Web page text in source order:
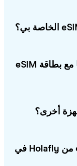
ما هي السرعة التي سأحصل عليها مع بطاقة eSIM
هل يمكنني استخدام شريحة eSIM من Holafly في